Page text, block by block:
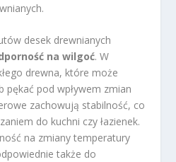
desek drewnianych
na wilgoć. W
drewna, które może
pękać pod wpływem zmian
zachowują stabilność, co
do kuchni czy łazienek.
na zmiany temperatury
także do